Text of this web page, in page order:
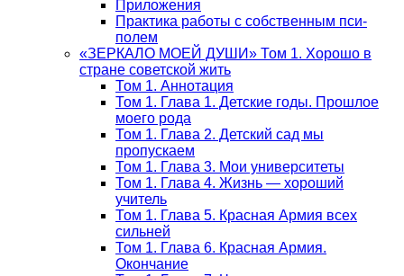
Приложения
Практика работы с собственным пси-
полем
«ЗЕРКАЛО МОЕЙ ДУШИ» Том 1. Хорошо в
стране советской жить
Том 1. Аннотация
Том 1. Глава 1. Детские годы. Прошлое
моего рода
Том 1. Глава 2. Детский сад мы
пропускаем
Том 1. Глава 3. Мои университеты
Том 1. Глава 4. Жизнь — хороший
учитель
Том 1. Глава 5. Красная Армия всех
сильней
Том 1. Глава 6. Красная Армия.
Окончание